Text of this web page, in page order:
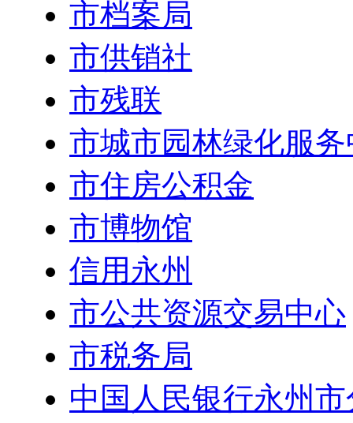
市档案局
市供销社
市残联
市城市园林绿化服
市住房公积金
市博物馆
信用永州
市公共资源交易中心
市税务局
中国人民银行永州